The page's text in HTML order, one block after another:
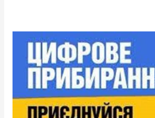
Триває
міжнародна
акція
«Цифрове
прибирання-2025»